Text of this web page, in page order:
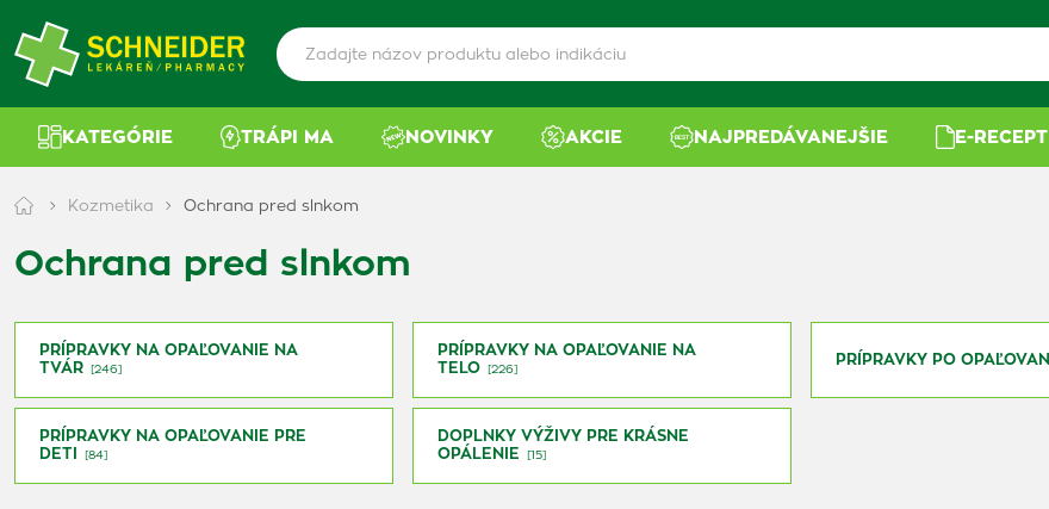
KATEGÓRIE TRÁPI MA NOVINKY AKCIE NAJPREDÁVANEJŠIE E-RECEPT
Kozmetika Ochrana pred slnkom
Ochrana pred slnkom
PRÍPRAVKY NA OPAĽOVANIE NA
TVÁR
[246]
PRÍPRAVKY NA OPAĽOVANIE NA
TELO
[226]
PRÍPRAVKY PO OPAĽOVANÍ
PRÍPRAVKY NA OPAĽOVANIE PRE
DETI
[84]
DOPLNKY VÝŽIVY PRE KRÁSNE
OPÁLENIE
[15]